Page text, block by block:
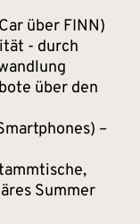
über FINN)
- durch
über den
–
Summer